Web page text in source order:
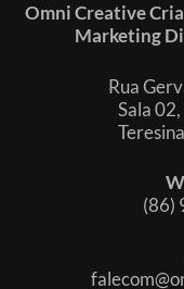
Omni Creative
Marketing
Rua
Sala
(86)